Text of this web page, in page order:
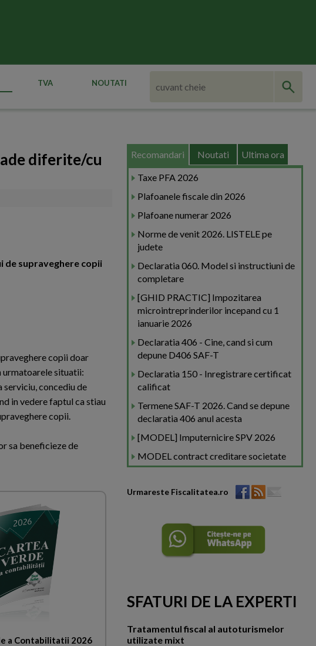
TVA NOUTATI
diferite/cu
de supraveghere copii
copii doar
urmatoarele situatii:
serviciu, concediu de
in vedere faptul ca stiau
copii.
sa beneficieze de
a Contabilitatii 2026
Recomandari Noutati Ultima ora
Taxe PFA 2026
Plafoanele fiscale din 2026
Plafoane numerar 2026
Norme de venit 2026. LISTELE pe
judete
Declaratia 060. Model si instructiuni de
completare
[GHID PRACTIC] Impozitarea
microintreprinderilor incepand cu 1
ianuarie 2026
Declaratia 406 - Cine, cand si cum
depune D406 SAF-T
Declaratia 150 - Inregistrare certificat
calificat
Termene SAF-T 2026. Cand se depune
declaratia 406 anul acesta
[MODEL] Imputernicire SPV 2026
MODEL contract creditare societate
Urmareste Fiscalitatea.ro
SFATURI DE LA EXPERTI
Tratamentul fiscal al autoturismelor
utilizate mixt